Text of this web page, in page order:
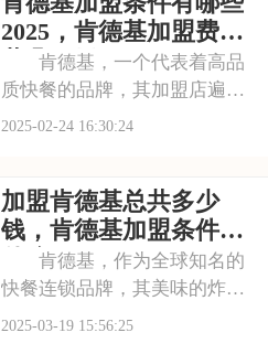
件。下面，我们将为您详细解
析喜茶的加盟相关信
2025，肯德基加盟费一
共几万元
肯德基，一个代表着高品
质快餐的品牌，其加盟店遍布
世界各地。不少创业者都梦想
文将为您揭示肯德基的加盟费
及加盟条件，帮助您更好地规
划您的加盟计划。请
2025-02-24 16:30:24
加盟肯德基总共多少
钱，肯德基加盟条件是
什么
肯德基，作为全球知名的
快餐连锁品牌，其美味的炸鸡
和便捷的服务赢得了无数消费
2025-03-19 15:56:25